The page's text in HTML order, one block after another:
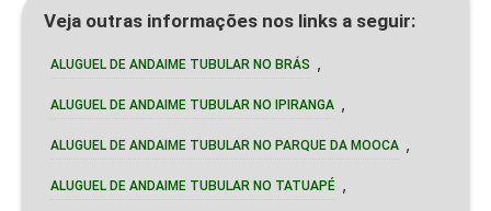
Veja outras informações nos links a seguir:
ALUGUEL DE ANDAIME TUBULAR NO BRÁS
ALUGUEL DE ANDAIME TUBULAR NO IPIRANGA
ALUGUEL DE ANDAIME TUBULAR NO PARQUE DA MOOCA
ALUGUEL DE ANDAIME TUBULAR NO TATUAPÉ